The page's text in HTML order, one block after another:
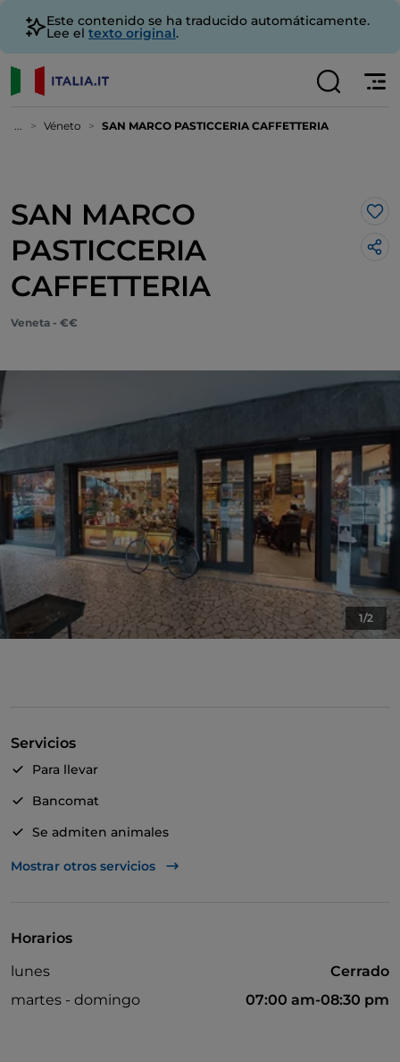
Este contenido se ha traducido automáticamente.
Lee el texto original.
... Véneto SAN MARCO PASTICCERIA CAFFETTERIA
SAN MARCO
PASTICCERIA
CAFFETTERIA
Me
Veneta - €€
1/2
Servicios
Para llevar
Bancomat
Se admiten animales
Acceso para inválidos
Mostrar otros servicios
Horarios
lunes
Cerrado
martes - domingo
07:00 am-08:30 pm